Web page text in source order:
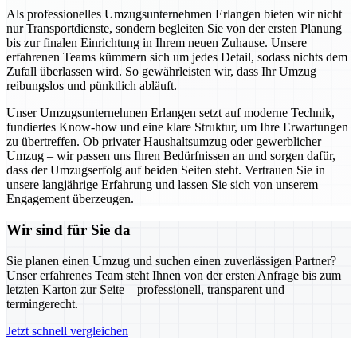
Als professionelles Umzugsunternehmen Erlangen bieten wir nicht
nur Transportdienste, sondern begleiten Sie von der ersten Planung
bis zur finalen Einrichtung in Ihrem neuen Zuhause. Unsere
erfahrenen Teams kümmern sich um jedes Detail, sodass nichts dem
Zufall überlassen wird. So gewährleisten wir, dass Ihr Umzug
reibungslos und pünktlich abläuft.
Unser Umzugsunternehmen Erlangen setzt auf moderne Technik,
fundiertes Know-how und eine klare Struktur, um Ihre Erwartungen
zu übertreffen. Ob privater Haushaltsumzug oder gewerblicher
Umzug – wir passen uns Ihren Bedürfnissen an und sorgen dafür,
dass der Umzugserfolg auf beiden Seiten steht. Vertrauen Sie in
unsere langjährige Erfahrung und lassen Sie sich von unserem
Engagement überzeugen.
Wir sind für Sie da
Sie planen einen Umzug und suchen einen zuverlässigen Partner?
Unser erfahrenes Team steht Ihnen von der ersten Anfrage bis zum
letzten Karton zur Seite – professionell, transparent und
termingerecht.
Jetzt schnell vergleichen